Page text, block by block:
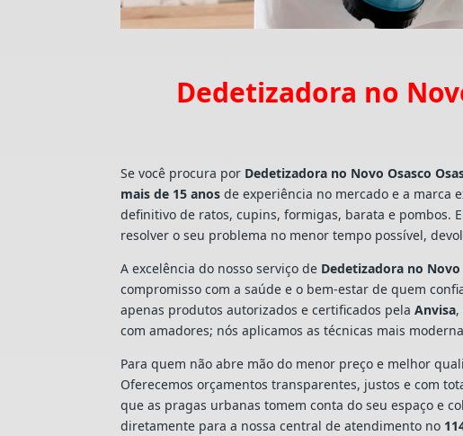
Dedetizadora no
Se você procura por Dedetizadora no Novo Osasco
mais de 15 anos de experiência no mercado e a marca
definitivo de ratos, cupins, formigas, barata e pombos.
resolver o seu problema no menor tempo possível,
A excelência do nosso serviço de Dedetizadora no Novo
compromisso com a saúde e o bem-estar de quem
apenas produtos autorizados e certificados pelaAnvisa
com amadores; nós aplicamos as técnicas mais
Para quem não abre mão do menor preço e melhor
Oferecemos orçamentos transparentes, justos e com
que as pragas urbanas tomem conta do seu espaço e
diretamente para a nossa central de atendimento no